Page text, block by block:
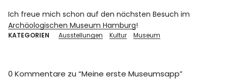
Ich freue mich schon auf den nächsten Besuch im
Archäologischen Museum Hamburg!
KATEGORIEN Ausstellungen Kultur Museum
0 Kommentare zu “Meine erste Museumsapp”